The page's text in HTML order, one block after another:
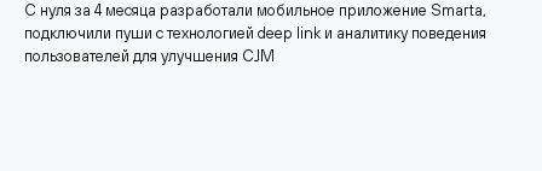
С нуля за 4 месяца разработали мобильное приложение Smarta,
подключили пуши с технологией deep link и аналитику поведения
пользователей для улучшения CJM